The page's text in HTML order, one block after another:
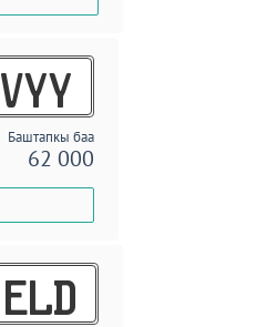
VYY
Баштапкы баа
62 000
ELD